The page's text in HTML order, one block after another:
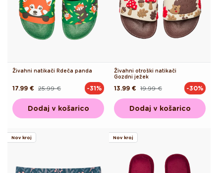
Živahni natikači Rdeča panda
Redna
25.99 €
Akcijska
17.99 € -31%
Dodaj v košarico
Živahni otroški natikači
Gozdni ježek
Redna
19.99 €
Akcijska
13.99 € -30%
Dodaj v košarico
Nov kroj Nov kroj